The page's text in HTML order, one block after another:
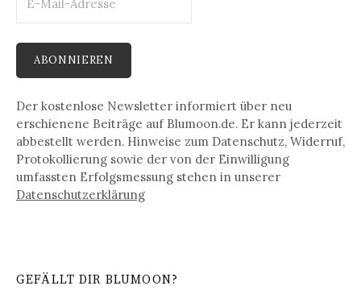
Der kostenlose Newsletter informiert über neu
erschienene Beiträge auf Blumoon.de. Er kann jederzeit
abbestellt werden. Hinweise zum Datenschutz, Widerruf,
Protokollierung sowie der von der Einwilligung
umfassten Erfolgsmessung stehen in unserer
Datenschutz­erklärung
GEFÄLLT DIR BLUMOON?